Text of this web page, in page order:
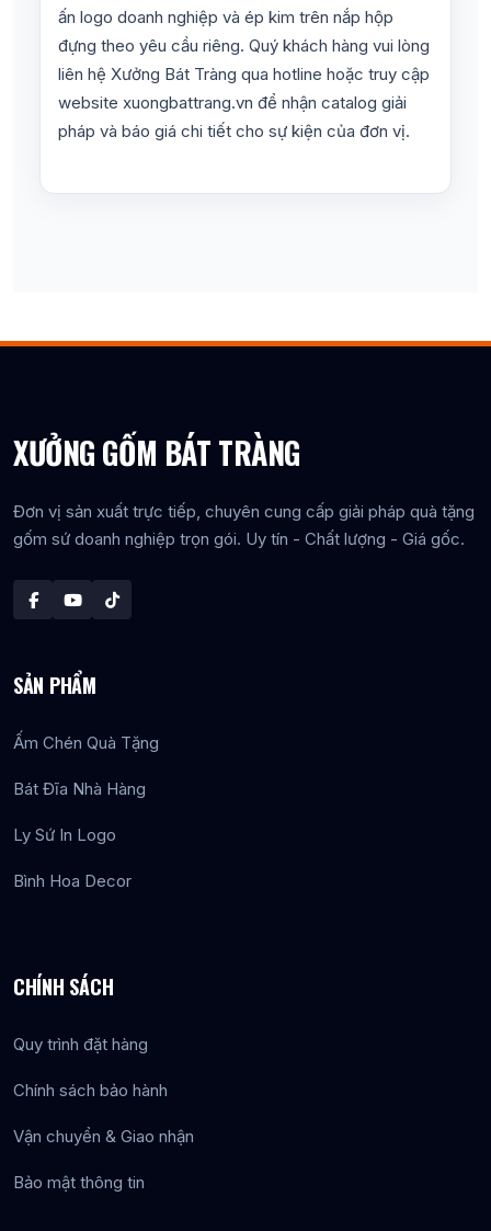
ấn logo doanh nghiệp và ép kim trên nắp hộp
đựng theo yêu cầu riêng. Quý khách hàng vui lòng
liên hệ Xưởng Bát Tràng qua hotline hoặc truy cập
website xuongbattrang.vn để nhận catalog giải
pháp và báo giá chi tiết cho sự kiện của đơn vị.
XƯỞNG GỐM BÁT TRÀNG
Đơn vị sản xuất trực tiếp, chuyên cung cấp giải pháp quà tặng
gốm sứ doanh nghiệp trọn gói. Uy tín - Chất lượng - Giá gốc.
SẢN PHẨM
Ấm Chén Quà Tặng
Bát Đĩa Nhà Hàng
Ly Sứ In Logo
Bình Hoa Decor
CHÍNH SÁCH
Quy trình đặt hàng
Chính sách bảo hành
Vận chuyển & Giao nhận
Bảo mật thông tin